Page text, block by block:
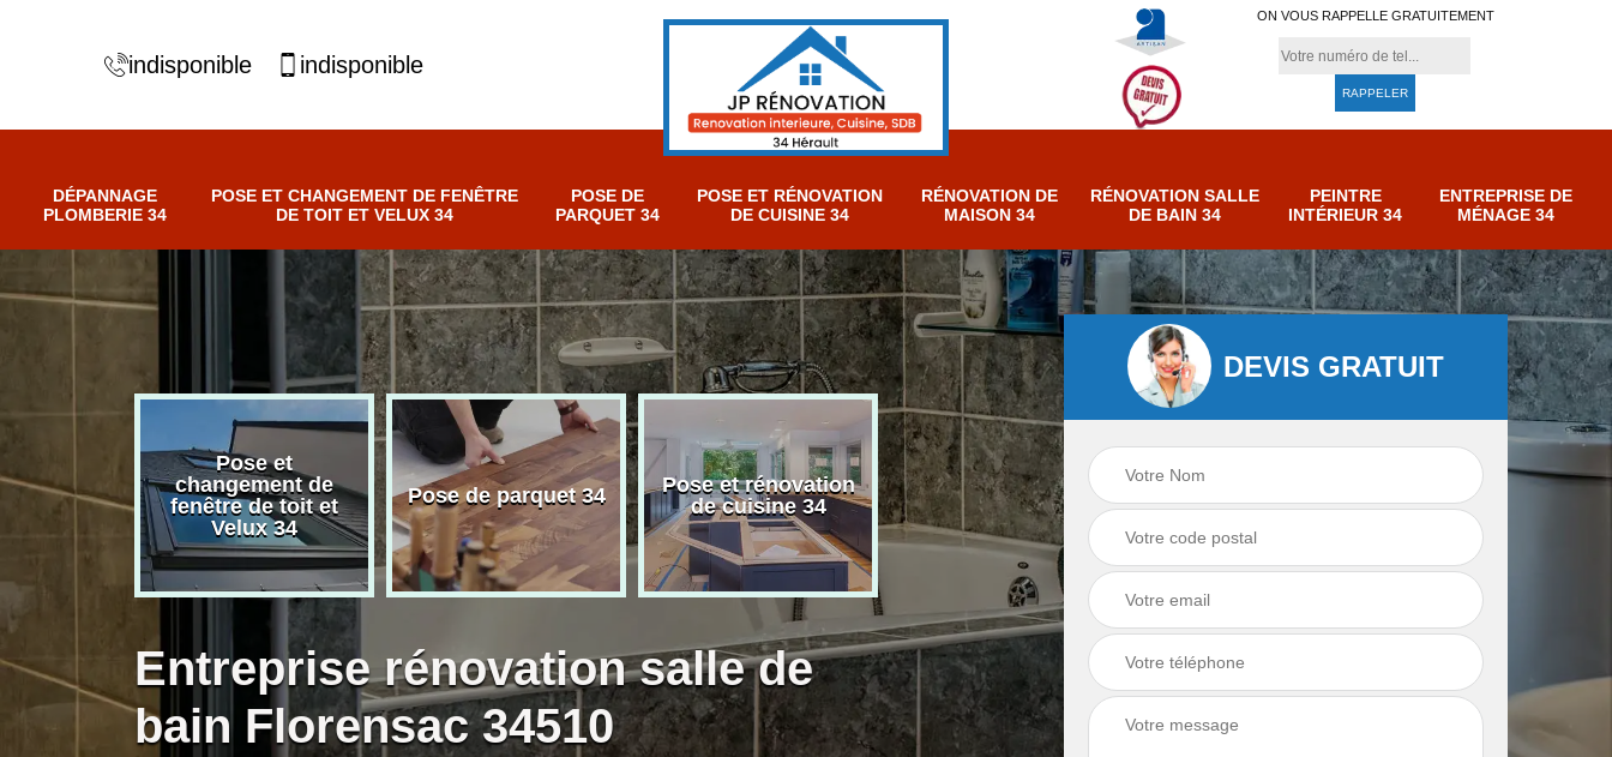
indisponible indisponible
ON VOUS RAPPELLE GRATUITEMENT
DÉPANNAGE
PLOMBERIE 34
POSE ET CHANGEMENT DE FENÊTRE
DE TOIT ET VELUX 34
POSE DE
PARQUET 34
POSE ET RÉNOVATION
DE CUISINE 34
RÉNOVATION DE
MAISON 34
RÉNOVATION SALLE
DE BAIN 34
PEINTRE
INTÉRIEUR 34
ENTREPRISE DE
MÉNAGE 34
34
Pose et
changement de
fenêtre de toit et
Velux 34
Pose de parquet 34
Pose et rénovation
de cuisine 34
Rénovation salle de
bain 34
Entreprise de
ménage 34
Entreprise rénovation salle de
bain Florensac 34510
DEVIS GRATUIT